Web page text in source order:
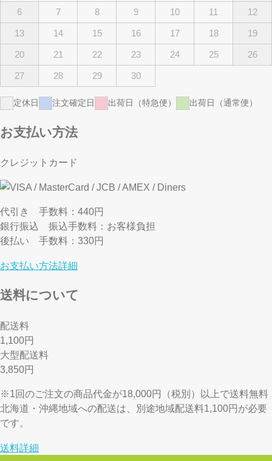
6 7 8 9 10 11 12
13 14 15 16 17 18 19
20 21 22 23 24 25 26
27 28 29 30
定休日 注文確定日 出荷日（特急便） 出荷日（通常便）
お支払い方法
クレジットカード
代引き 手数料：440円
銀行振込 振込手数料：お客様負担
後払い 手数料：330円
お支払い方法詳細
送料について
配送料
1,100円
大型配送料
3,850円
※1回のご注文の商品代金が18,000円（税別）以上で送料無料
北海道・沖縄地域への配送は、別途地域配送料1,100円が必要
です。
送料詳細